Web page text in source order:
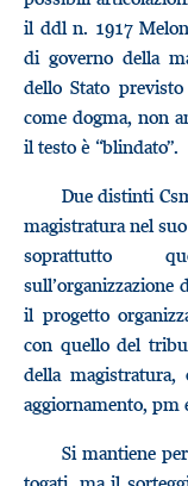
il ddl n. 1917
di governo della
dello Stato
come dogma, non
il testo è “blindato”.
Due distinti
magistratura nel
soprattutto
sull’organizzazione
il progetto
con quello del
della
aggiornamento, pm
Si mantiene